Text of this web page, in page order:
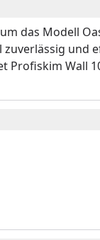
das Modell
zuverlässig
Wall